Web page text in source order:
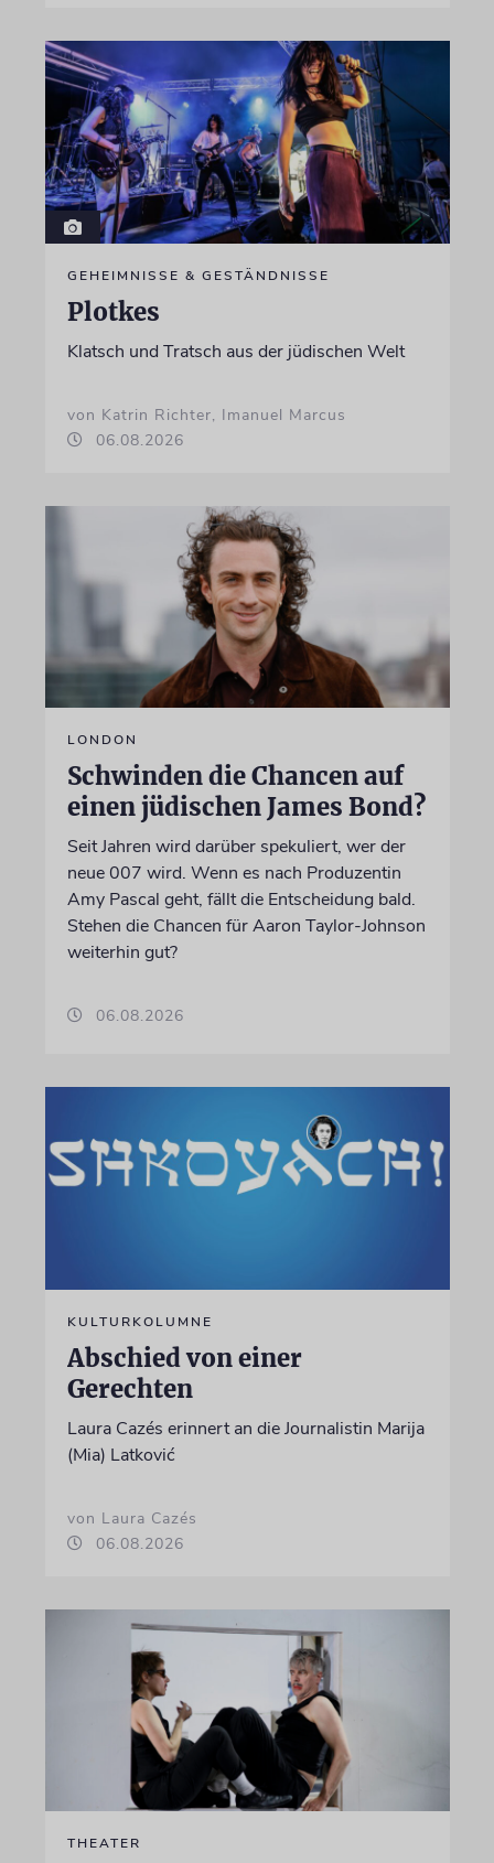
GEHEIMNISSE & GESTÄNDNISSE
Plotkes
Klatsch und Tratsch aus der jüdischen Welt
von Katrin Richter, Imanuel Marcus
06.08.2026
LONDON
Schwinden die Chancen auf
einen jüdischen James Bond?
Seit Jahren wird darüber spekuliert, wer der
neue 007 wird. Wenn es nach Produzentin
Amy Pascal geht, fällt die Entscheidung bald.
Stehen die Chancen für Aaron Taylor-Johnson
weiterhin gut?
06.08.2026
KULTURKOLUMNE
Abschied von einer
Gerechten
Laura Cazés erinnert an die Journalistin Marija
(Mia) Latković
von Laura Cazés
06.08.2026
THEATER